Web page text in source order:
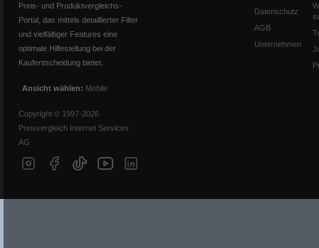
Preis- und Produktvergleichs-
Portal, das mittels detaillierter Filter
und vielfältiger Features eine
optimale Hilfestellung bei der
Kaufentscheidung bietet.
Ansicht wählen: Mobile
Copyright © 1997-2026
Preisvergleich Internet Services
AG
Datenschutz
AGB
Unternehmen